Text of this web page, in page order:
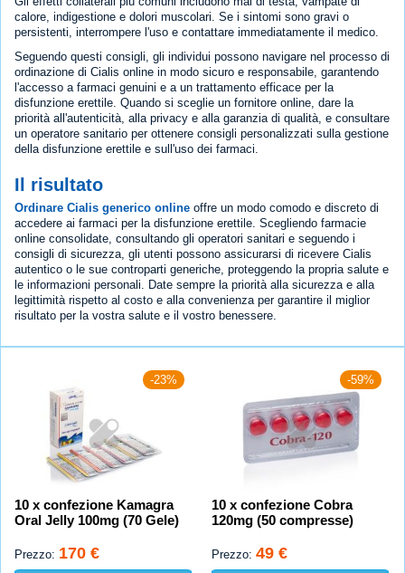
calore, indigestione e dolori muscolari. Se i sintomi sono gravi o
persistenti, interrompere l'uso e contattare immediatamente il medico.
Seguendo questi consigli, gli individui possono navigare nel processo di
ordinazione di Cialis online in modo sicuro e responsabile, garantendo
l'accesso a farmaci genuini e a un trattamento efficace per la
disfunzione erettile. Quando si sceglie un fornitore online, dare la
priorità all'autenticità, alla privacy e alla garanzia di qualità, e consultare
un operatore sanitario per ottenere consigli personalizzati sulla gestione
della disfunzione erettile e sull'uso dei farmaci.
Il risultato
Ordinare Cialis generico online offre un modo comodo e discreto di
accedere ai farmaci per la disfunzione erettile. Scegliendo farmacie
online consolidate, consultando gli operatori sanitari e seguendo i
consigli di sicurezza, gli utenti possono assicurarsi di ricevere Cialis
autentico o le sue controparti generiche, proteggendo la propria salute e
le informazioni personali. Date sempre la priorità alla sicurezza e alla
legittimità rispetto al costo e alla convenienza per garantire il miglior
risultato per la vostra salute e il vostro benessere.
-23%
10 x confezione Kamagra
Oral Jelly 100mg (70 Gele)
Prezzo: 170 €
-59%
10 x confezione Cobra
120mg (50 compresse)
Prezzo: 49 €